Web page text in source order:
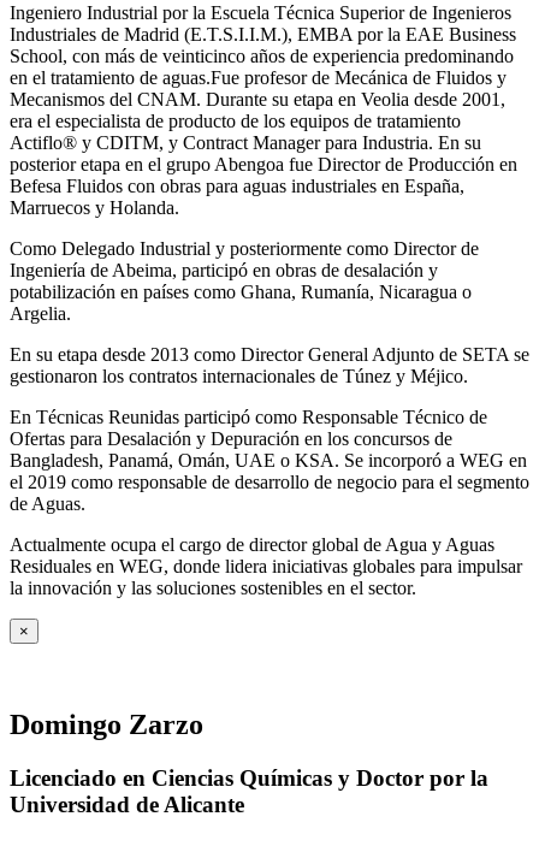
Ingeniero Industrial por la Escuela Técnica Superior de Ingenieros
Industriales de Madrid (E.T.S.I.I.M.), EMBA por la EAE Business
School, con más de veinticinco años de experiencia predominando
en el tratamiento de aguas.Fue profesor de Mecánica de Fluidos y
Mecanismos del CNAM. Durante su etapa en Veolia desde 2001,
era el especialista de producto de los equipos de tratamiento
Actiflo® y CDITM, y Contract Manager para Industria. En su
posterior etapa en el grupo Abengoa fue Director de Producción en
Befesa Fluidos con obras para aguas industriales en España,
Marruecos y Holanda.
Como Delegado Industrial y posteriormente como Director de
Ingeniería de Abeima, participó en obras de desalación y
potabilización en países como Ghana, Rumanía, Nicaragua o
Argelia.
En su etapa desde 2013 como Director General Adjunto de SETA se
gestionaron los contratos internacionales de Túnez y Méjico.
En Técnicas Reunidas participó como Responsable Técnico de
Ofertas para Desalación y Depuración en los concursos de
Bangladesh, Panamá, Omán, UAE o KSA. Se incorporó a WEG en
el 2019 como responsable de desarrollo de negocio para el segmento
de Aguas.
Actualmente ocupa el cargo de director global de Agua y Aguas
Residuales en WEG, donde lidera iniciativas globales para impulsar
la innovación y las soluciones sostenibles en el sector.
×
Domingo Zarzo
Licenciado en Ciencias Químicas y Doctor por la
Universidad de Alicante